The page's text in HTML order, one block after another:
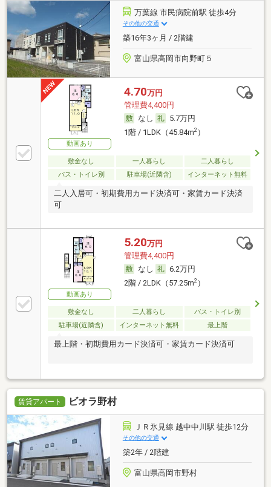
万葉線 市民病院前駅 徒歩4分
その他の交通
築16年3ヶ月 / 2階建
富山県高岡市向野町５
動画あり
4.70万円
管理費4,400円
なし
5.7万円
1階 / 1LDK（45.84m2）
敷金なし 一人暮らし
二人暮らし
バス・トイレ別
駐車場(近隣含) インターネット無料
二人入居可・初期費用カード決済可・家賃カード決済
可
動画あり
5.20万円
管理費4,400円
なし
6.2万円
2階 / 2LDK（57.25m2）
敷金なし 二人暮らし
バス・トイレ別
駐車場(近隣含)
インターネット無料 最上階
最上階・初期費用カード決済可・家賃カード決済可
賃貸アパート ビオラ野村
ＪＲ氷見線 越中中川駅 徒歩12分
その他の交通
築2年 / 2階建
富山県高岡市野村